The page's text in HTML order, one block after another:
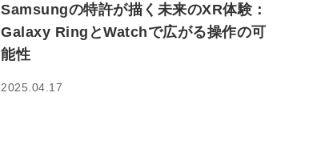
Samsungの特許が描く未来のXR体験：
Galaxy RingとWatchで広がる操作の可
能性
2025.04.17